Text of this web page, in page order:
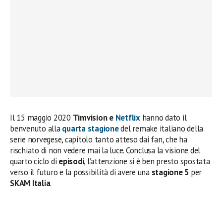
Il 15 maggio 2020 Timvision e Netflixhanno dato il
benvenuto allaquarta stagionedel remake italiano della
serie norvegese, capitolo tanto atteso dai fan, che ha
rischiato di non vedere mai la luce. Conclusa la visione del
quarto ciclo di episodi, l’attenzione si è ben presto spostata
verso il futuro e la possibilità di avere una stagione 5 per
SKAM Italia.